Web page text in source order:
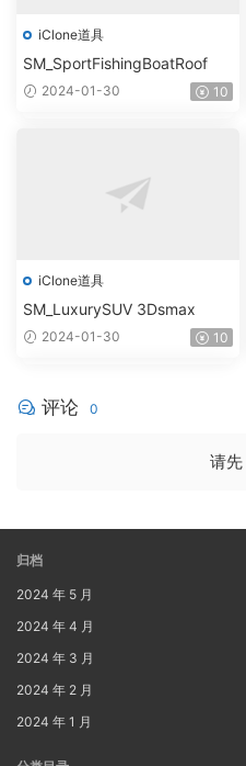
iClone道具
SM_SportFishingBoatRoof
2024-01-30 10
iClone道具
SM_LuxurySUV 3Dsmax
2024-01-30 10
评论 0
请先
归档
2024 年 5 月
2024 年 4 月
2024 年 3 月
2024 年 2 月
2024 年 1 月